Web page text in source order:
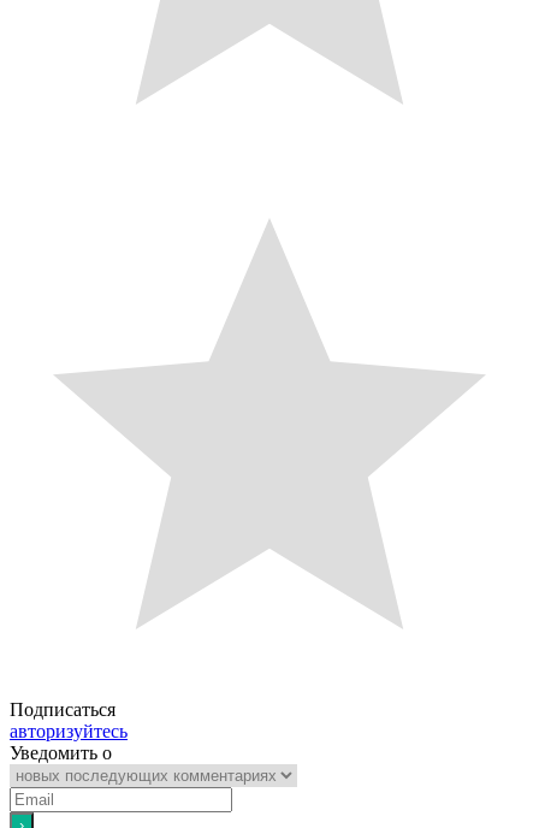
Подписаться
авторизуйтесь
Уведомить о